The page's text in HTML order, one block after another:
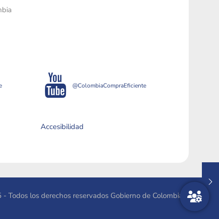
@ColombiaCompraEficiente
Accesibilidad
Todos los derechos reservados Gobierno de Colombia